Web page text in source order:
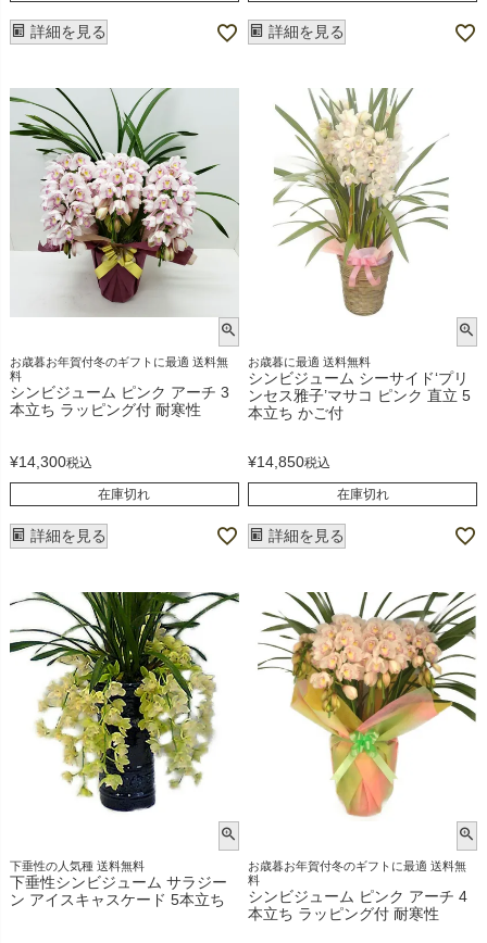
詳細を見る 詳細を見る
お歳暮お年賀付冬のギフトに最適 送料無
料
シンビジューム ピンク アーチ 3
本立ち ラッピング付 耐寒性
¥14,300税込
在庫切れ
詳細を見る
お歳暮に最適 送料無料
シンビジューム シーサイド‘プリ
ンセス雅子’マサコ ピンク 直立 5
本立ち かご付
¥14,850税込
在庫切れ
詳細を見る
下垂性の人気種 送料無料
下垂性シンビジューム サラジー
ン アイスキャスケード 5本立ち
お歳暮お年賀付冬のギフトに最適 送料無
料
シンビジューム ピンク アーチ 4
本立ち ラッピング付 耐寒性